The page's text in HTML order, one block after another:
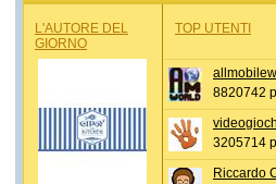
L'AUTORE DEL
GIORNO
TOP UTENTI
8820742
3205714
Riccardo